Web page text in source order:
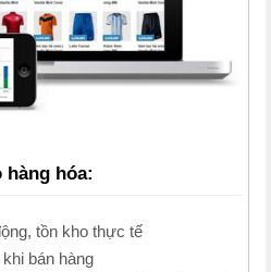
hàng hóa:
tồn kho thực tế
bán hàng